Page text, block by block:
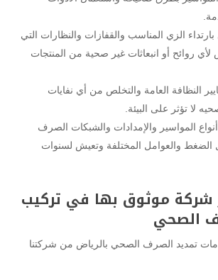
الزي المناسب والقفازات والنظارات التي
روائح أو انبعاثات غير صحية من المنتجات
النظافة العامة والتخلص من أي نفايات
لا تؤثر على البيئة.
المواسير والإمدادات والشبكات الصرف
الضغط والعوامل المختلفة وتعيش لسنوات
شركة موثوق بها في تركيب
الصحي
تمديد الصرف الصحي بالرياض من شركتنا